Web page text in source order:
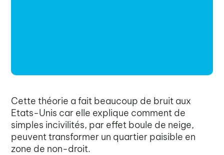
Cette théorie a fait beaucoup de bruit aux
Etats-Unis car elle explique comment de
simples incivilités, par effet boule de neige,
peuvent transformer un quartier paisible en
zone de non-droit.